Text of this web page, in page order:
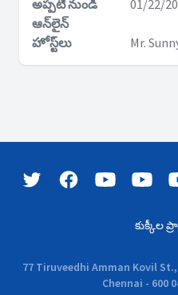
అప్పటి నుండి
ఆన్‌లైన్
01/22/
హోస్ట్‌లు Mr.
కుక్కీల
77 Tiruveedhi Amman Kovil
Chennai - 600